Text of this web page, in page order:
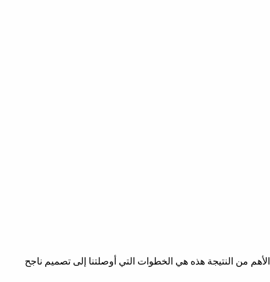
الأهم من النتيجة هذه هي الخطوات التي أوصلتنا إلى تصميم ناجح